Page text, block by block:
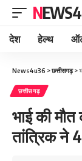
देश हेल्थ
News4u36 >छत्तीसगढ़>
छत्तीसगढ़
भाई की
तांत्रिक ने